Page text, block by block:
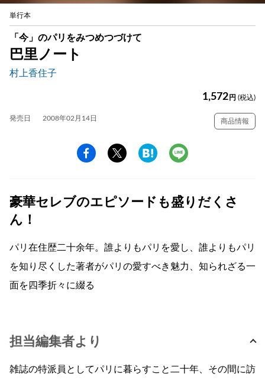
単行本
「今」のパリをみつめつづけて
巴里ノート
村上香住子
1,572 円 (税込)
発売日 2008年02月14日 商品情報
豪華セレブのエピソードも盛りだくさ
ん！
パリ在住歴二十余年。誰よりもパリを愛し、誰よりもパリ
を知り尽くした著者がパリの愛すべき魅力、知られざる一
面を四季折々に綴る
担当編集者より
雑誌の特派員としてパリに暮らすこと二十年、その間に訪